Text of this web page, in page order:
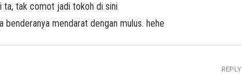
ta, tak comot jadi tokoh di sini
mendarat dengan mulus. hehe
REPLY